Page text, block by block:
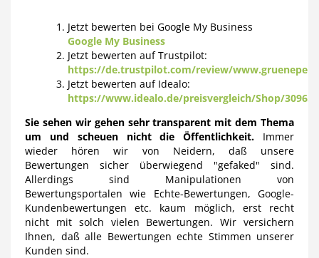
Jetzt bewerten bei Google My Business
Google My Business
Jetzt bewerten auf Trustpilot:
https://de.trustpilot.com/review/
Jetzt bewerten auf Idealo:
https://www.idealo.de/preisvergleich/Shop/
Sie sehen wir gehen sehr transparent mit dem Thema
um und scheuen nicht die Öffentlichkeit. Immer
wieder hören wir von Neidern, daß unsere
Bewertungen sicher überwiegend "gefaked" sind.
Allerdings sind Manipulationen von
Bewertungsportalen wie Echte-Bewertungen, Google-
Kundenbewertungen etc. kaum möglich, erst recht
nicht mit solch vielen Bewertungen. Wir versichern
Ihnen, daß alle Bewertungen echte Stimmen unserer
Kunden sind.